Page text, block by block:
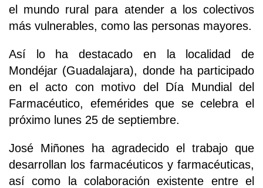
el mundo rural para atender a los colectivos
más vulnerables, como las personas mayores.
Así lo ha destacado en la localidad de
Mondéjar (Guadalajara), donde ha participado
en el acto con motivo del Día Mundial del
Farmacéutico, efemérides que se celebra el
próximo lunes 25 de septiembre.
José Miñones ha agradecido el trabajo que
desarrollan los farmacéuticos y farmacéuticas,
así como la colaboración existente entre el